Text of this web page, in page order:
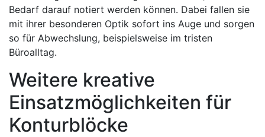
Bedarf darauf notiert werden können. Dabei fallen sie
mit ihrer besonderen Optik sofort ins Auge und sorgen
so für Abwechslung, beispielsweise im tristen
Büroalltag.
Weitere kreative
Einsatzmöglichkeiten für
Konturblöcke